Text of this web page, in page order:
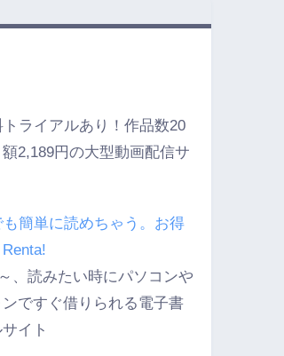
ライアルあり！作品数20
2,189円の大型動画配信サ
簡単に読めちゃう。お得
、読みたい時にパソコンや
ですぐ借りられる電子書
イト